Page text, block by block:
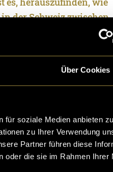
Über Cookies
für soziale Medien anbieten
zu Ihrer Verwendung
Partner führen diese
oder die sie im Rahmen Ihrer
der Schweiz zwischen
ist. Der 20-
Meriame Terchoun
Frauenfussball,
und der
der in der